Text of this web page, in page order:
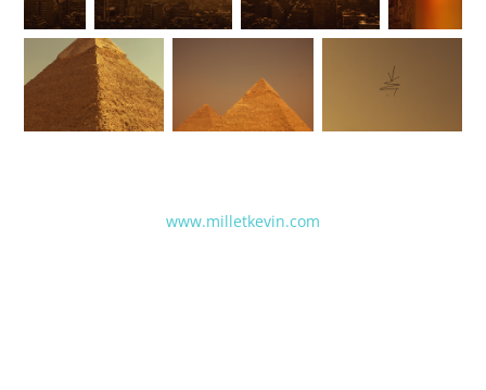
www.milletkevin.com